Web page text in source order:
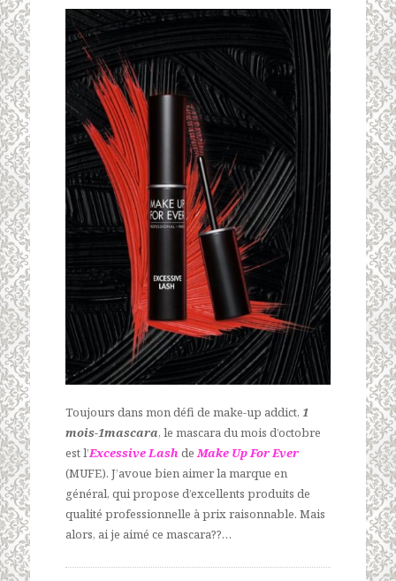
Toujours dans mon défi de make-up addict, 1
mois-1mascara, le mascara du mois d’octobre
est l’Excessive Lash de Make Up For Ever
(MUFE). J’avoue bien aimer la marque en
général, qui propose d’excellents produits de
qualité professionnelle à prix raisonnable. Mais
alors, ai je aimé ce mascara??…